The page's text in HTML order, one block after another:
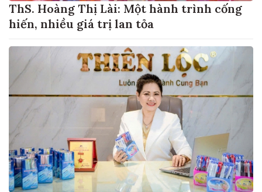
ThS. Hoàng Thị Lài: Một hành trình cống
hiến, nhiều giá trị lan tỏa